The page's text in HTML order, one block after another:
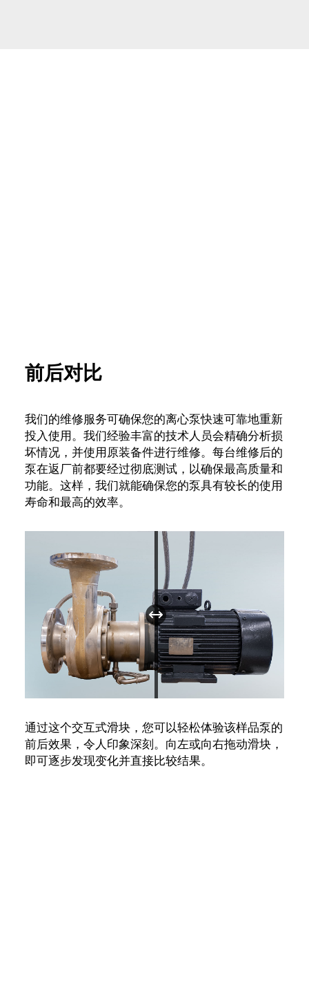
前后对比
我们的维修服务可确保您的离心泵快速可靠地重新
投入使用。我们经验丰富的技术人员会精确分析损
坏情况，并使用原装备件进行维修。每台维修后的
泵在返厂前都要经过彻底测试，以确保最高质量和
功能。这样，我们就能确保您的泵具有较长的使用
寿命和最高的效率。
通过这个交互式滑块，您可以轻松体验该样品泵的
前后效果，令人印象深刻。向左或向右拖动滑块，
即可逐步发现变化并直接比较结果。